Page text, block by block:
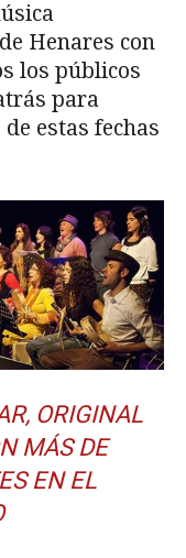
Henares con
los públicos
para
estas fechas
ORIGINAL
MÁS DE
EN EL